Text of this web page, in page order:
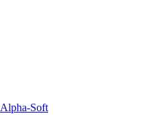
Alpha-Soft